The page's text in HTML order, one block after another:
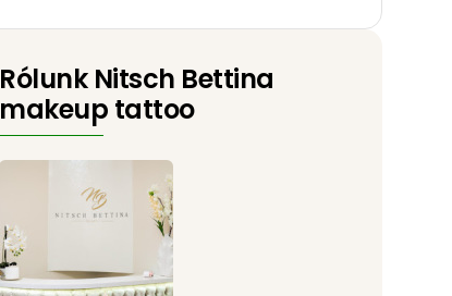
Rólunk Nitsch Bettina
makeup tattoo